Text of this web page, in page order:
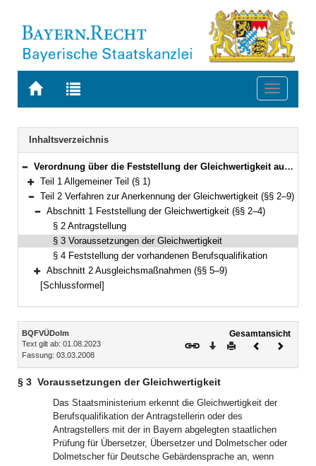
Zur
BAYERN.RECHT
Zur
letzten
Suche
Toggle
Navigation
Inhaltsverzeichnis
Bereich reduzieren
Verordnung über die Feststellung der Gleichwertigkeit ausländischer Berufsqualifikationen als staatlich geprüfter Übersetzer, Dolmetscher oder Dolmetscher für Deutsche Gebärdensprache (Berufsqualifikationsfeststellungsverordnung Übersetzer und Dolmetscher – BQFVÜDolm) Vom 3. März 2008 (GVBl. S. 76) BayRS 2236-9-5-K (§§ 1–9)
Bereich erweitern
Teil 1 Allgemeiner Teil (§ 1)
Bereich reduzieren
Teil 2 Verfahren zur Anerkennung der Gleichwertigkeit (§§ 2–9)
Bereich reduzieren
Abschnitt 1 Feststellung der Gleichwertigkeit (§§ 2–4)
§ 2 Antragstellung
§ 3 Voraussetzungen der Gleichwertigkeit
§ 4 Feststellung der vorhandenen Berufsqualifikation
Bereich erweitern
Abschnitt 2 Ausgleichsmaßnahmen (§§ 5–9)
[Schlussformel]
Inhalt
BQFVÜDolm
Text gilt ab: 01.08.2023
Fassung: 03.03.2008
Gesamtansicht
Download
DruckenVorheriges
§ 3 Voraussetzungen der Gleichwertigkeit
Das Staatsministerium erkennt die Gleichwertigkeit der
Berufsqualifikation der Antragstellerin oder des
Antragstellers mit der in Bayern abgelegten staatlichen
Prüfung für Übersetzer, Übersetzer und Dolmetscher oder
Dolmetscher für Deutsche Gebärdensprache an, wenn